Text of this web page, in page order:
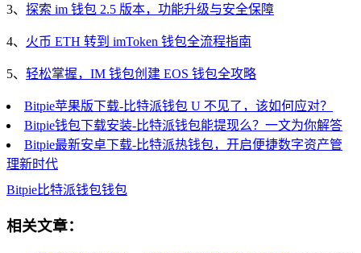
3、 探索 im 钱包 2.5 版本，功能升级与安全保障
4、 火币 ETH 转到 imToken 钱包全流程指南
5、 轻松掌握，IM 钱包创建 EOS 钱包全攻略
Bitpie苹果版下载-比特派钱包 U 不见了，该如何应对？
Bitpie钱包下载安装-比特派钱包能提现么？一文为你解答
Bitpie最新安卓下载-比特派热钱包，开启便捷数字资产管
理新时代
Bitpie比特派钱包钱包
相关文章：